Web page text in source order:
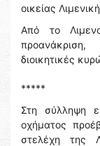
οικείας
Από το
διοικητικές
*****
Στη σύλληψη
οχήματος
στελέχη της